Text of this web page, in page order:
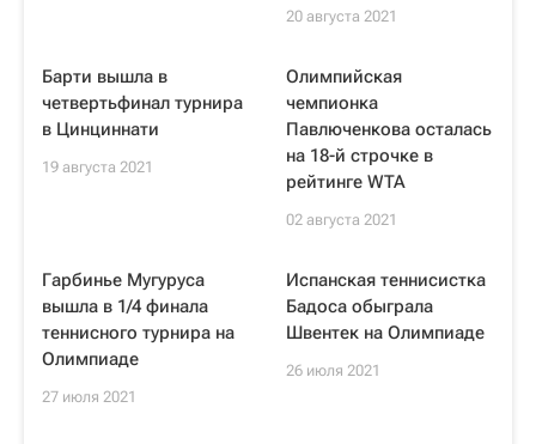
20 августа 2021
Барти вышла в
четвертьфинал турнира
в Цинциннати
19 августа 2021
Олимпийская
чемпионка
Павлюченкова осталась
на 18-й строчке в
рейтинге WTA
02 августа 2021
Гарбинье Мугуруса
вышла в 1/4 финала
теннисного турнира на
Олимпиаде
27 июля 2021
Испанская теннисистка
Бадоса обыграла
Швентек на Олимпиаде
26 июля 2021